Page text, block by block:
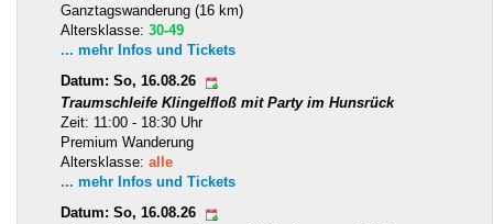
Ganztagswanderung (16 km)
Altersklasse: 30-49
... mehr Infos und Tickets
Datum: So, 16.08.26
Traumschleife Klingelfloß mit Party im Hunsrück
Zeit: 11:00 - 18:30 Uhr
Premium Wanderung
Altersklasse: alle
... mehr Infos und Tickets
Datum: So, 16.08.26